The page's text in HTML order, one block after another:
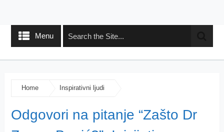
Menu
Home Inspirativni ljudi
Odgovori na pitanje “Zašto Dr